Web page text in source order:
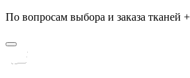
По вопросам выбора и заказа тканей